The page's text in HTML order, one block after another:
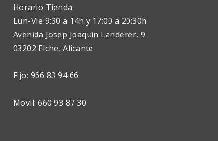
Horario Tienda
Lun-Vie 9:30 a 14h y 17:00 a 20:30h
Avenida Josep Joaquin Landerer, 9
03202 Elche, Alicante
Fijo: 966 83 94 66
Movil: 660 93 87 30